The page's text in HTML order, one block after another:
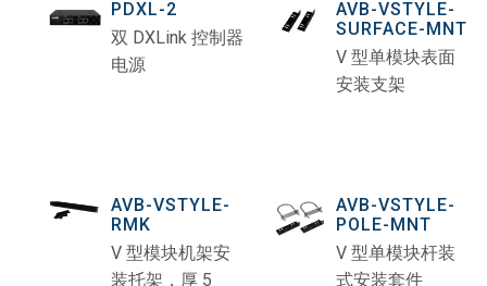
PDXL-2
双 DXLink 控制器
电源
AVB-VSTYLE-
SURFACE-MNT
V 型单模块表面
安装支架
AVB-VSTYLE-
RMK
V 型模块机架安
装托架，厚 5
AVB-VSTYLE-
POLE-MNT
V 型单模块杆装
式安装套件